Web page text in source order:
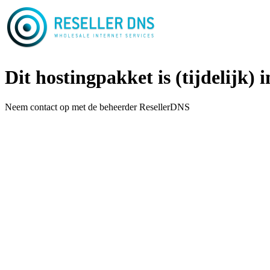
Dit hostingpakket is (tijdelijk)
Neem contact op met de beheerder ResellerDNS